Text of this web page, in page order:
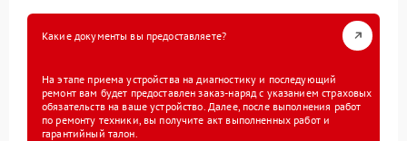
Какие документы вы предоставляете?
На этапе приема устройства на диагностику и последующий
ремонт вам будет предоставлен заказ-наряд с указанием страховых
обязательств на ваше устройство. Далее, после выполнения работ
по ремонту техники, вы получите акт выполненных работ и
гарантийный талон.